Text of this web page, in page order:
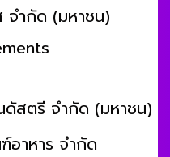
จำกัด (มหาชน)
ดัสตรี จำกัด (มหาชน)
าหาร จำกัด